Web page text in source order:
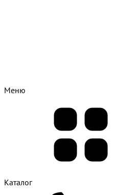
Меню
Каталог